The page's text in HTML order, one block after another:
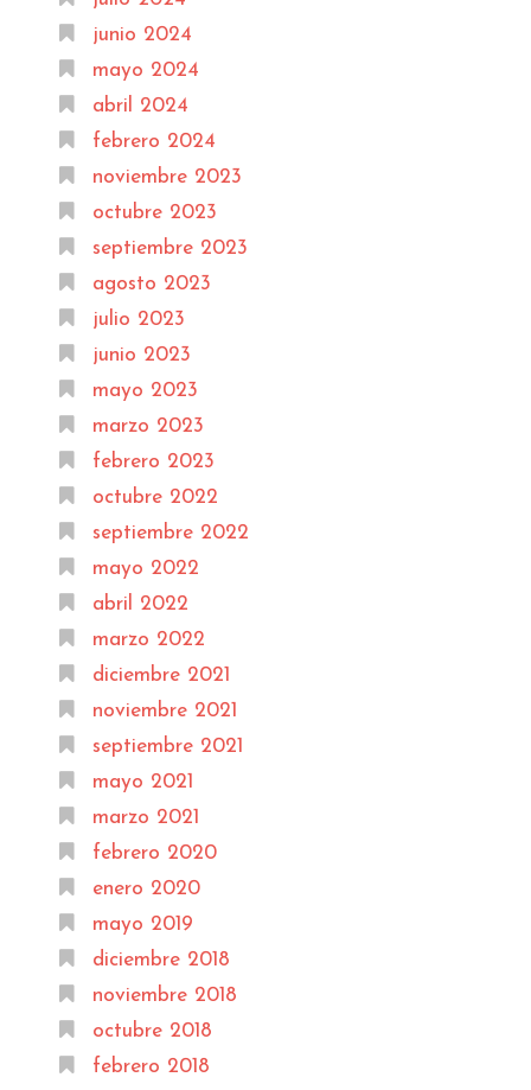
junio 2024
mayo 2024
abril 2024
febrero 2024
noviembre 2023
octubre 2023
septiembre 2023
agosto 2023
julio 2023
junio 2023
mayo 2023
marzo 2023
febrero 2023
octubre 2022
septiembre 2022
mayo 2022
abril 2022
marzo 2022
diciembre 2021
noviembre 2021
septiembre 2021
mayo 2021
marzo 2021
febrero 2020
enero 2020
mayo 2019
diciembre 2018
noviembre 2018
octubre 2018
febrero 2018